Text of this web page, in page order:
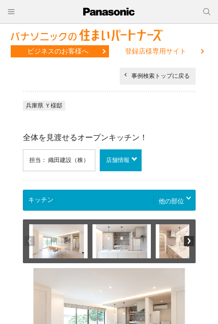
ビジネスのお客様へ 登録店様専用サイト
事例検索トップに戻る
兵庫県 Ｙ様邸
全体を見渡せるオープンキッチン！
担当： 織田建設（株） 店舗情報
他の部位